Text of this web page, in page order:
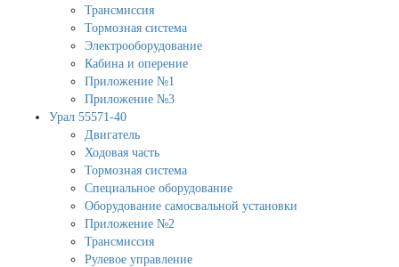
Трансмиссия
Тормозная система
Электрооборудование
Кабина и оперение
Приложение №1
Приложение №3
Урал 55571-40
Двигатель
Ходовая часть
Тормозная система
Специальное оборудование
Оборудование самосвальной установки
Приложение №2
Трансмиссия
Рулевое управление